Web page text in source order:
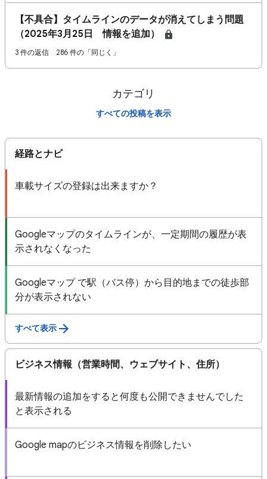
【不具合】タイムラインのデータが消えてしまう問題
（2025年3月25日 情報を追加）
3 件の返信 286 件の「同じく」
カテゴリ
すべての投稿を表示
経路とナビ
車載サイズの登録は出来ますか？
Googleマップのタイムラインが、一定期間の履歴が表
示されなくなった
Googleマップ で駅（バス停）から目的地までの徒歩部
分が表示されない
すべて表示
ビジネス情報（営業時間、ウェブサイト、住所）
最新情報の追加をすると何度も公開できませんでした
と表示される
Google mapのビジネス情報を削除したい